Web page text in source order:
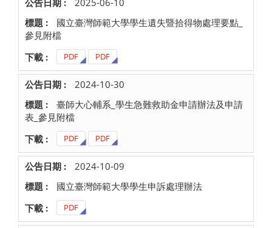
2025-06-10
國立臺灣師範大學學生遺失暨拾得物處理要點_
參見附檔
PDF PDF
2024-10-30
臺師大心輔系_學生急難救助金申請辦法及申請
表_參見附檔
PDF PDF
2024-10-09
國立臺灣師範大學學生申訴處理辦法
PDF